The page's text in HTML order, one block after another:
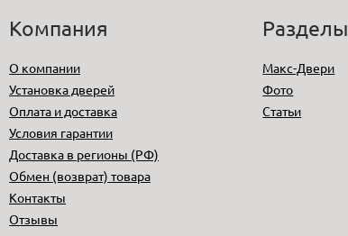
Компания
О компании
Установка дверей
Оплата и доставка
Условия гарантии
Доставка в регионы (РФ)
Обмен (возврат) товара
Контакты
Отзывы
Разделы
Макс-Двери
Фото
Статьи